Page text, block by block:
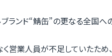
ランド“鯖缶”の更なる全国
営業人員が不足していたた